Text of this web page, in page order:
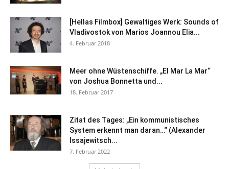
[Hellas Filmbox] Gewaltiges Werk: Sounds of
Vladivostok von Marios Joannou Elia...
4. Februar 2018
Meer ohne Wüstenschiffe. „El Mar La Mar“
von Joshua Bonnetta und...
18. Februar 2017
Zitat des Tages: „Ein kommunistisches
System erkennt man daran…“ (Alexander
Issajewitsch...
7. Februar 2022